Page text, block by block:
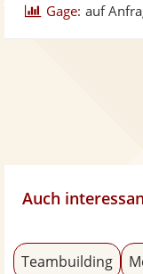
Gage: auf
Auch
Teambuilding